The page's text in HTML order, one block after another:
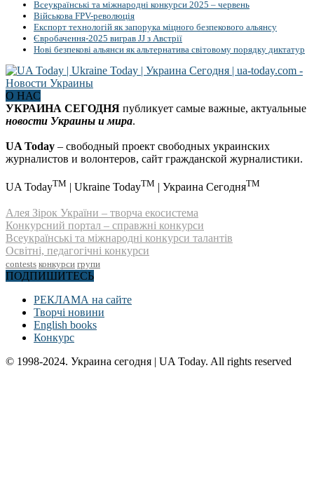
Всеукраїнські та міжнародні конкурси 2025 – червень
Військова FPV-революція
Експорт технологій як запорука міцного безпекового альянсу
Євробачення-2025 виграв JJ з Австрії
Нові безпекові альянси як альтернатива світовому порядку диктатур
О НАС
УКРАИНА СЕГОДНЯ публикует самые важные, актуальные
новости Украины и мира.
UA Today – свободный проект свободных украинских
журналистов и волонтеров, сайт гражданской журналистики.
UA TodayTM | Ukraine TodayTM | Украина СегодняTM
Алея Зірок України – творча екосистема
Конкурсний портал – справжні конкурси
Всеукраїнські та міжнародні конкурси талантів
Освітні, педагогічні конкурси
contests конкурси групи
ПОДПИШИТЕСЬ
РЕКЛАМА на сайте
Творчі новини
English books
Конкурс
© 1998-2024. Украина сегодня | UA Today. All rights reserved